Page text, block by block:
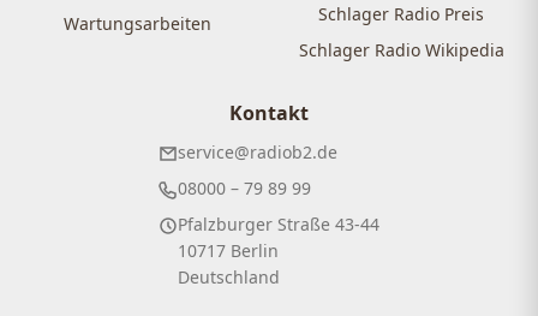
Wartungsarbeiten
Schlager Radio Preis
Schlager Radio Wikipedia
Kontakt
service@radiob2.de
08000 – 79 89 99
Pfalzburger Straße 43-44
10717 Berlin
Deutschland